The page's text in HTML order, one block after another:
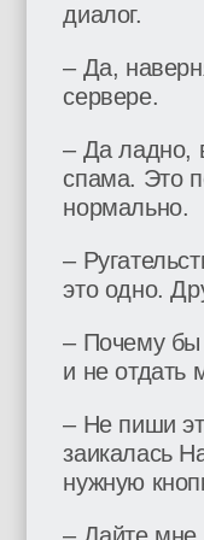
диалог.
– Да,
сервере.
– Да ладно,
спама. Это
нормально.
–
это одно.
– Почему бы
и не отдать
– Не пиши
заикалась
нужную